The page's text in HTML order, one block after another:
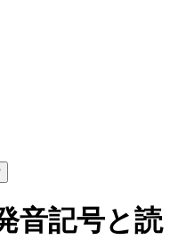
音記号と読